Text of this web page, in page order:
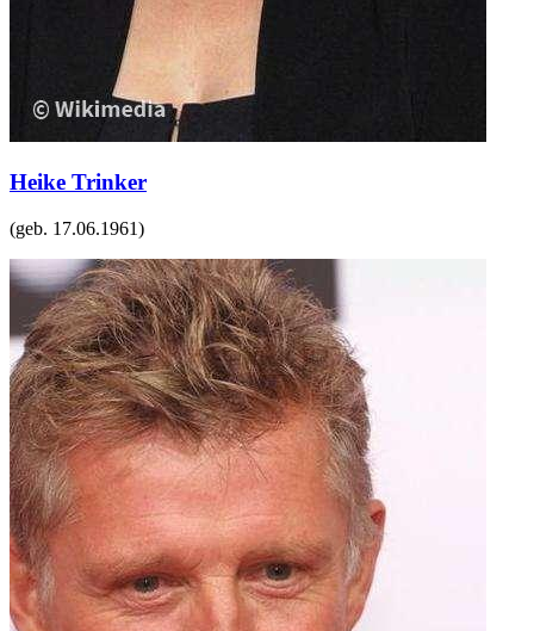
Heike Trinker
(geb. 17.06.1961)